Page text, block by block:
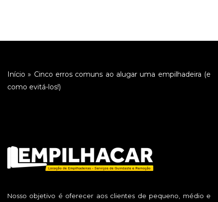
Início » Cinco erros comuns ao alugar uma empilhadeira (e
como evitá-los!)
Nosso objetivo é oferecer aos clientes de pequeno, médio e